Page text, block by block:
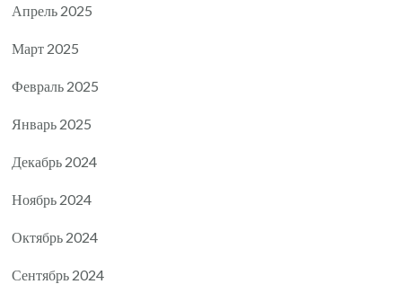
Апрель 2025
Март 2025
Февраль 2025
Январь 2025
Декабрь 2024
Ноябрь 2024
Октябрь 2024
Сентябрь 2024